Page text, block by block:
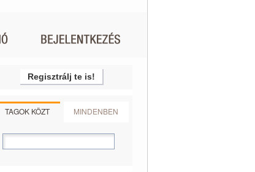
Regisztrálj te is!
TAGOK KÖZT MINDENBEN